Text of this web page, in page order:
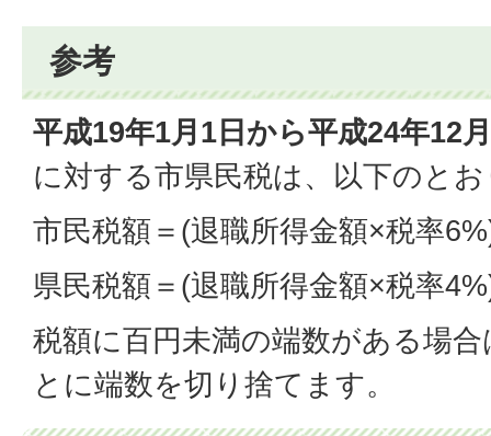
参考
平成19年1月1日から平成24年12
に対する市県民税は、以下のと
市民税額＝(退職所得金額×税率
県民税額＝(退職所得金額×税率
税額に百円未満の端数がある場
とに端数を切り捨てます。